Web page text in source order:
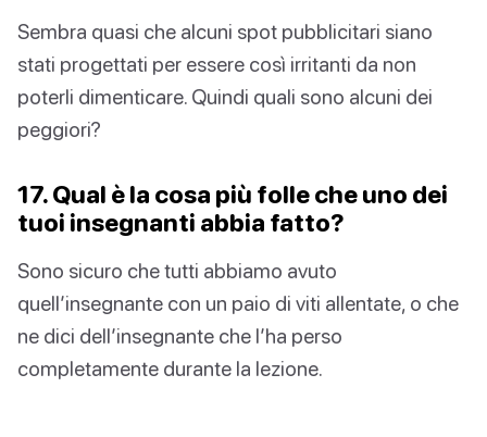
Sembra quasi che alcuni spot pubblicitari siano
stati progettati per essere così irritanti da non
poterli dimenticare. Quindi quali sono alcuni dei
peggiori?
17. Qual è la cosa più folle che uno dei
tuoi insegnanti abbia fatto?
Sono sicuro che tutti abbiamo avuto
quell’insegnante con un paio di viti allentate, o che
ne dici dell’insegnante che l’ha perso
completamente durante la lezione.